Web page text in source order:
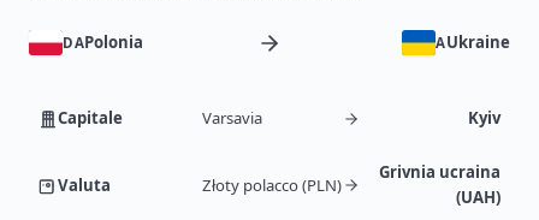
DAPolonia AUkraine
Capitale Varsavia Kyiv
Valuta Złoty polacco (PLN)
Grivnia ucraina
(UAH)